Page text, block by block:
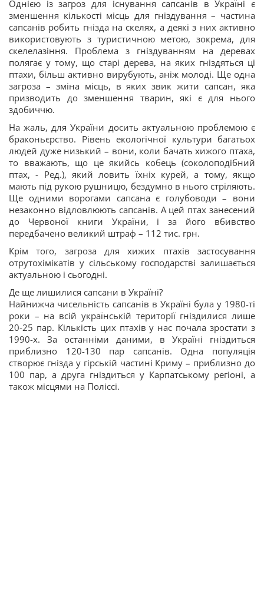
Однією із загроз для існування сапсанів в Україні є
зменшення кількості місць для гніздування – частина
сапсанів робить гнізда на скелях, а деякі з них активно
використовують з туристичною метою, зокрема, для
скелелазіння. Проблема з гніздуванням на деревах
полягає у тому, що старі дерева, на яких гніздяться ці
птахи, більш активно вирубують, аніж молоді. Ще одна
загроза – зміна місць, в яких звик жити сапсан, яка
призводить до зменшення тварин, які є для нього
здобиччю.
На жаль, для України досить актуальною проблемою є
браконьєрство. Рівень екологічної культури багатьох
людей дуже низький – вони, коли бачать хижого птаха,
то вважають, що це якийсь кобець (соколоподібний
птах, - Ред.), який ловить їхніх курей, а тому, якщо
мають під рукою рушницю, бездумно в нього стріляють.
Ще одними ворогами сапсана є голубоводи – вони
незаконно відловлюють сапсанів. А цей птах занесений
до Червоної книги України, і за його вбивство
передбачено великий штраф – 112 тис. грн.
Крім того, загроза для хижих птахів застосування
отрутохімікатів у сільському господарстві залишається
актуальною і сьогодні.
Де ще лишилися сапсани в Україні?
Найнижча чисельність сапсанів в Україні була у 1980-ті
роки – на всій українській території гніздилися лише
20-25 пар. Кількість цих птахів у нас почала зростати з
1990-х. За останніми даними, в Україні гніздиться
приблизно 120-130 пар сапсанів. Одна популяція
створює гнізда у гірській частині Криму – приблизно до
100 пар, а друга гніздиться у Карпатському регіоні, а
також місцями на Поліссі.